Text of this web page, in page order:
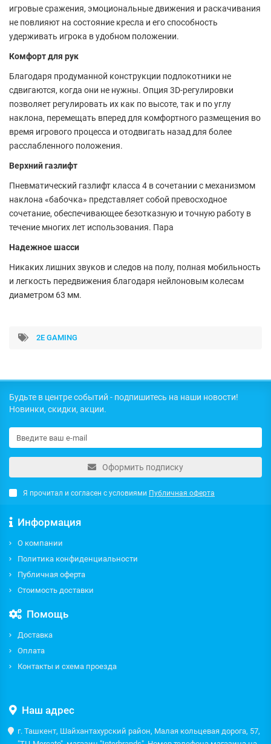
игровые сражения, эмоциональные движения и раскачивания
не повлияют на состояние кресла и его способность
удерживать игрока в удобном положении.
Комфорт для рук
Благодаря продуманной конструкции подлокотники не
сдвигаются, когда они не нужны. Опция 3D-регулировки
позволяет регулировать их как по высоте, так и по углу
наклона, перемещать вперед для комфортного размещения во
время игрового процесса и отодвигать назад для более
расслабленного положения.
Верхний газлифт
Пневматический газлифт класса 4 в сочетании с механизмом
наклона «бабочка» представляет собой превосходное
сочетание, обеспечивающее безотказную и точную работу в
течение многих лет использования. Пара
Надежное шасси
Никаких лишних звуков и следов на полу, полная мобильность
и легкость передвижения благодаря нейлоновым колесам
диаметром 63 мм.
2E GAMING
Будьте в центре событий - подпишитесь на наши новости!
Новинки, скидки, акции.
Оформить подписку
Я прочитал и согласен с условиями Публичная оферта
Информация
О компании
Политика конфиденциальности
Публичная оферта
Стоимость доставки
Помощь
Доставка
Оплата
Контакты и схема проезда
Наш адрес
г. Ташкент, Шайхантахурский район, Малая кольцевая дорога, 57,